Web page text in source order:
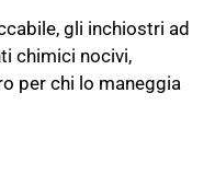
gli inchiostri ad
chimici nocivi,
per chi lo maneggia